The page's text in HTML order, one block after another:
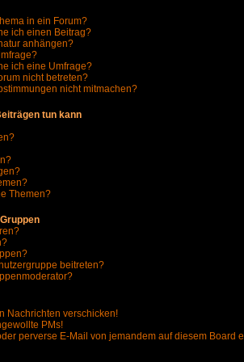
in ein Forum?
ich einen Beitrag?
anhängen?
ich eine Umfrage?
nicht betreten?
nicht mitmachen?
tun kann
Themen?
beitreten?
Nachrichten verschicken!
PMs!
perverse E-Mail von jemandem auf diesem Board